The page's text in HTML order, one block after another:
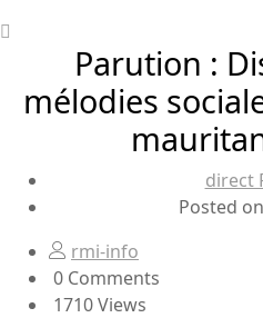
Parution :
mélodies
direct
Posted
rmi-info
0 Comments
1710 Views